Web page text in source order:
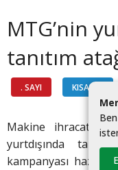
MTG’nin
tanıtım
. SAYI KISALAR
Mer
Ben
iste
Makine
yurtdışında
kampanyası